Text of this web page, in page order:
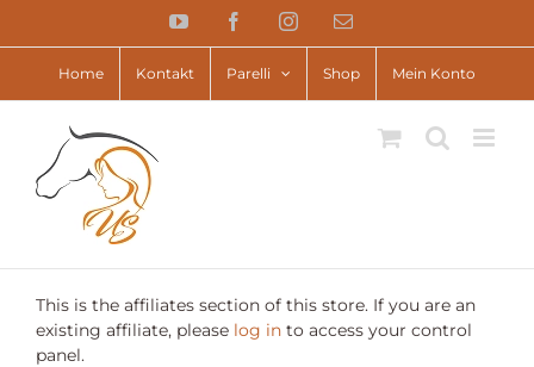
YouTube FacebookInstagram
E-
Home Kontakt Parelli Shop Mein Konto
This is the affiliates section of this store. If you are an
existing affiliate, please log in to access your control
panel.